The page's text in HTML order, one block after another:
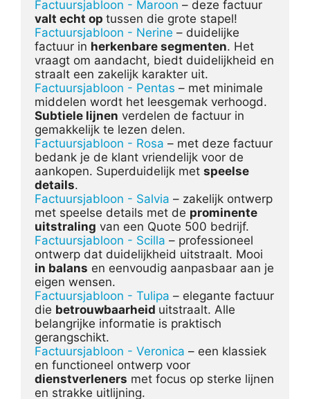
Factuursjabloon - Maroon
valt echt op
Factuursjabloon - Nerine – duidelijke
factuur in herkenbare segmenten. Het
vraagt om aandacht, biedt duidelijkheid en
Factuursjabloon - Pentas – met minimale
Subtiele lijnen verdelen de factuur in
Factuursjabloon - Rosa – met deze factuur
bedank je de klant vriendelijk voor de
aankopen. Superduidelijk met speelse
details
Factuursjabloon - Salvia – zakelijk ontwerp
met speelse details met de prominente
uitstraling
Factuursjabloon - Scilla – professioneel
in balans en eenvoudig aanpasbaar aan je
Factuursjabloon - Tulipa – elegante factuur
die betrouwbaarheid uitstraalt. Alle
belangrijke informatie is praktisch
Factuursjabloon - Veronica – een klassiek
dienstverleners met focus op sterke lijnen